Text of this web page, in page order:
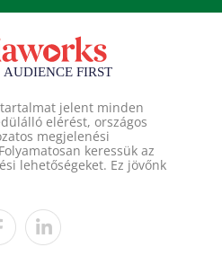
jelent minden
elérést, országos
megjelenési
keressük az
lehetőségeket. Ez jövőnk